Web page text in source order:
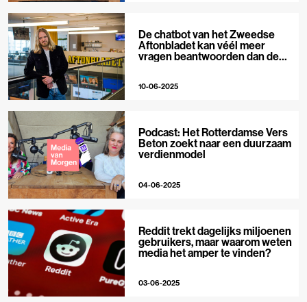
De chatbot van het Zweedse
Aftonbladet kan véél meer
vragen beantwoorden dan de
10-06-2025
Podcast: Het Rotterdamse Vers
Beton zoekt naar een duurzaam
verdienmodel
04-06-2025
Reddit trekt dagelijks miljoenen
gebruikers, maar waarom weten
media het amper te vinden?
03-06-2025